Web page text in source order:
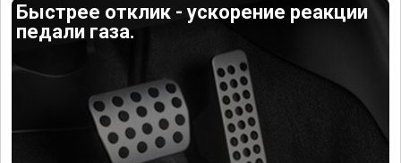
Быстрее отклик - ускорение реакции
педали газа.